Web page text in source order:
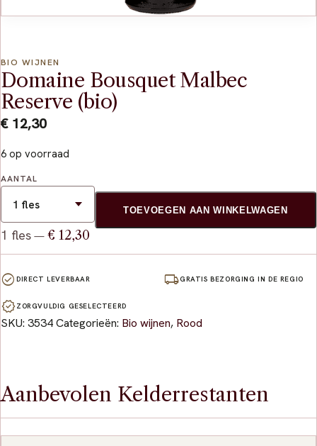
BIO WIJNEN
Domaine Bousquet Malbec
Reserve (bio)
€ 12,30
6 op voorraad
AANTAL
1 fles — € 12,30
TOEVOEGEN AAN WINKELWAGEN
check_circle DIRECT LEVERBAAR local_shippingGRATIS BEZORGING IN DE REGIO
verifiedZORGVULDIG GESELECTEERD
SKU: 3534Categorieën: Bio wijnen, Rood
Aanbevolen Kelderrestanten